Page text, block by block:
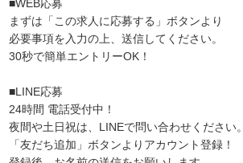
■WEB応募
まずは「この求人に応募する」ボタンより
必要事項を入力の上、送信してください。
30秒で簡単エントリーOK！
■LINE応募
24時間 電話受付中！
夜間や土日祝は、LINEで問い合わせください。
「友だち追加」ボタンよりアカウント登録！